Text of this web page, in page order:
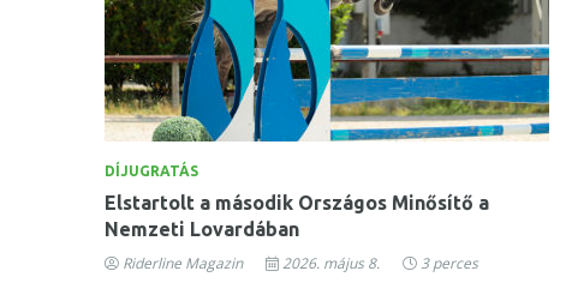
DÍJUGRATÁS
Elstartolt a második Országos Minősítő a
Nemzeti Lovardában
Riderline Magazin 2026. május 8. 3 perces